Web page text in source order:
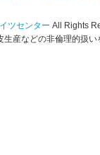
ツセンター All Rights
産などの非倫理的扱